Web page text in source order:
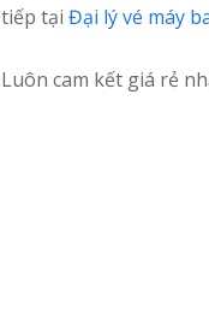
tiếp tại Đại lý vé máy
Luôn cam kết giá rẻ